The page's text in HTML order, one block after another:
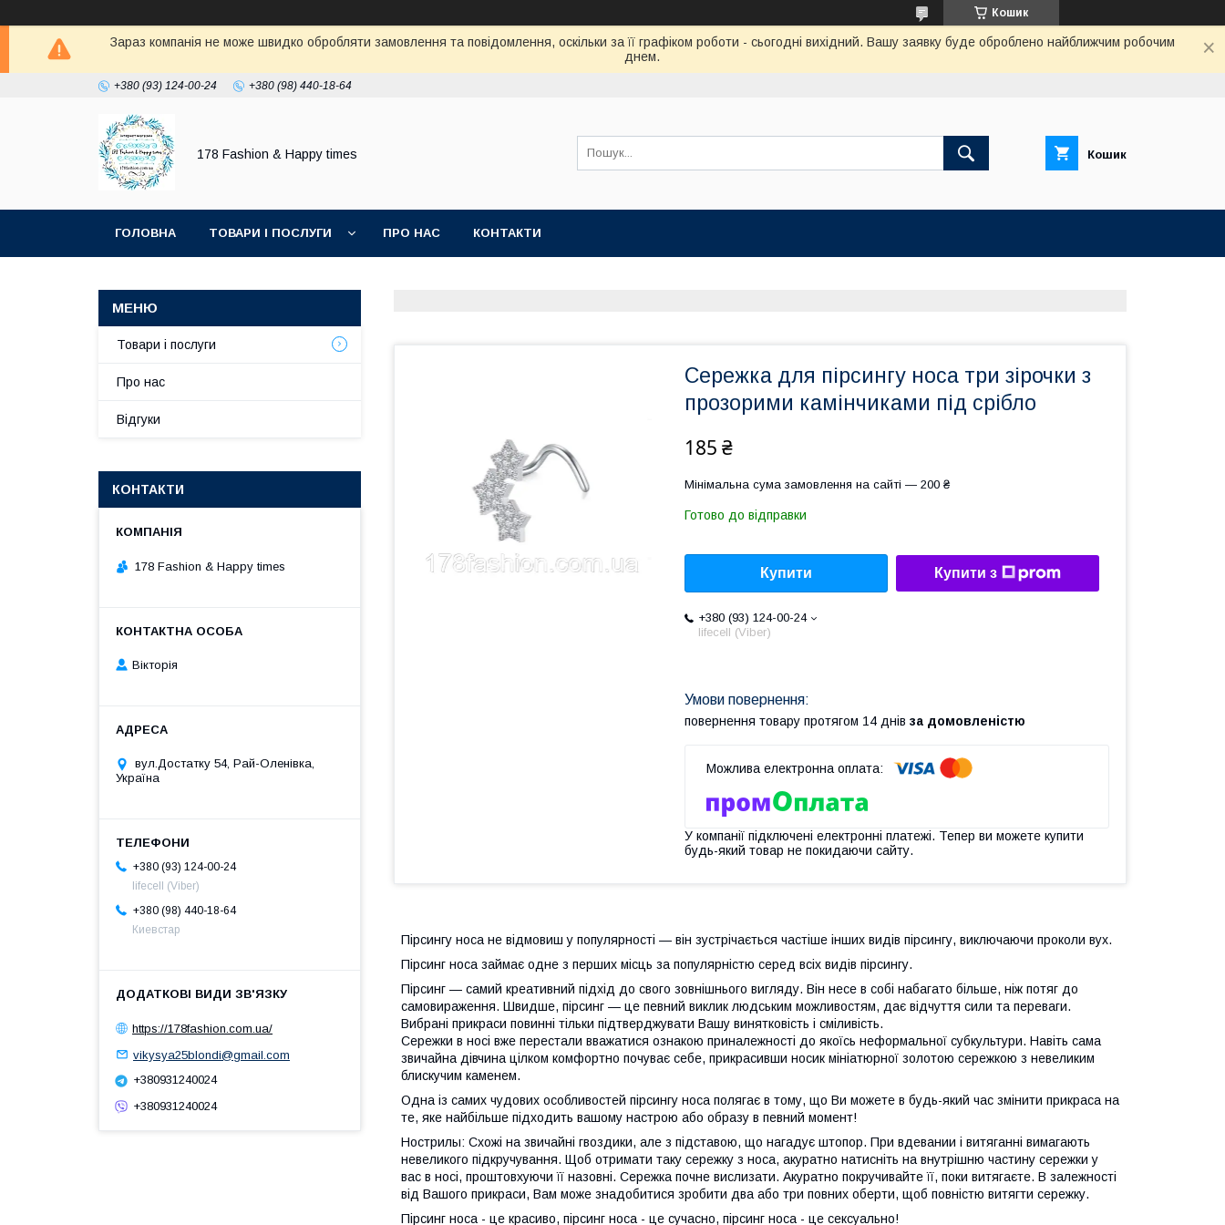
Кошик
Зараз компанія не може швидко обробляти замовлення та повідомлення, оскільки за її графіком роботи - сьогодні вихідний. Вашу заявку буде оброблено найближчим робочим
днем.
+380 (93) 124-00-24 +380 (98) 440-18-64
178 Fashion & Happy times Кошик
ГОЛОВНА ТОВАРИ І ПОСЛУГИ ПРО НАС КОНТАКТИ
Сережка для пірсингу носа три зірочки з
прозорими камінчиками під срібло
185 ₴
Мінімальна сума замовлення на сайті — 200 ₴
Готово до відправки
Купити Купити з
+380 (93) 124-00-24
lifecell (Viber)
повернення товару протягом 14 днів за домовленістю
У компанії підключені електронні платежі. Тепер ви можете купити
будь-який товар не покидаючи сайту.
Пірсингу носа не відмовиш у популярності — він зустрічається частіше інших видів пірсингу, виключаючи проколи вух.
Пірсинг носа займає одне з перших місць за популярністю серед всіх видів пірсингу.
Пірсинг — самий креативний підхід до свого зовнішнього вигляду. Він несе в собі набагато більше, ніж потяг до
самовираження. Швидше, пірсинг — це певний виклик людським можливостям, дає відчуття сили та переваги.
Вибрані прикраси повинні тільки підтверджувати Вашу винятковість і сміливість.
Сережки в носі вже перестали вважатися ознакою приналежності до якоїсь неформальної субкультури. Навіть сама
звичайна дівчина цілком комфортно почуває себе, прикрасивши носик мініатюрної золотою сережкою з невеликим
блискучим каменем.
Одна із самих чудових особливостей пірсингу носа полягає в тому, що Ви можете в будь-який час змінити прикраса на
те, яке найбільше підходить вашому настрою або образу в певний момент!
Нострилы: Схожі на звичайні гвоздики, але з підставою, що нагадує штопор. При вдевании і витяганні вимагають
невеликого підкручування. Щоб отримати таку сережку з носа, акуратно натисніть на внутрішню частину сережки у
вас в носі, проштовхуючи її назовні. Сережка почне вислизати. Акуратно покручивайте її, поки витягаєте. В залежності
від Вашого прикраси, Вам може знадобитися зробити два або три повних оберти, щоб повністю витягти сережку.
Пірсинг носа - це красиво, пірсинг носа - це сучасно, пірсинг носа - це сексуально!
Товари і послуги
Про нас
Відгуки
КОНТАКТИ
178 Fashion & Happy times
Вікторія
вул.Достатку 54, Рай-Оленівка,
Україна
+380 (93) 124-00-24
lifecell (Viber)
+380 (98) 440-18-64
Киевстар
https://178fashion.com.ua/
vikysya25blondi@gmail.com
+380931240024
+380931240024